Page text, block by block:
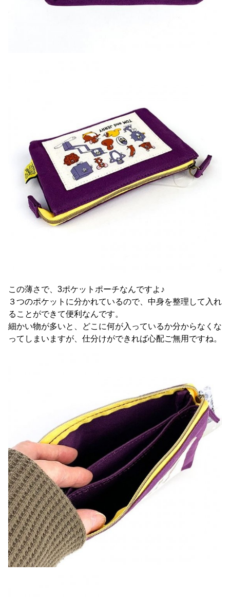
この薄さで、3ポケットポーチなんですよ♪
３つのポケットに分かれているので、中身を整理して入れ
ることができて便利なんです。
細かい物が多いと、どこに何が入っているか分からなくな
ってしまいますが、仕分けができれば心配ご無用ですね。